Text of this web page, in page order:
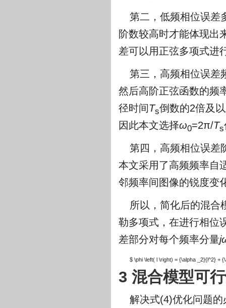
第二，低频相位误差
阶数较高时才能体现出
差可以用正弦多项式进
第三，高频相位误差
然后高阶正弦函数的频
径时间Ts倒数的2倍及
因此本文选择ω0=2π/Ts
第四，高频相位误差
本文采用了高频频率自
邻频率间图像的锐度变
所以，简化后的混合
勒多项式，在进行相位
差部分对每个频率分量
$ \phi \left( l \right) = {\alpha _2}{l^2} +
3 混合模型可
解决式(4)优化问题